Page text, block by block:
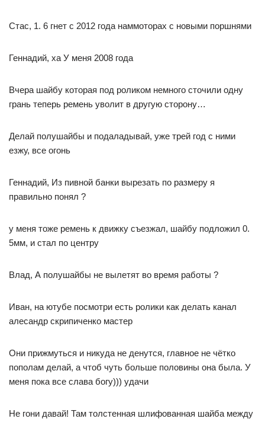
Стас, 1. 6 гнет с 2012 года наммоторах с новыми поршнями
Геннадий, ха У меня 2008 года
Вчера шайбу которая под роликом немного сточили одну
грань теперь ремень уволит в другую сторону…
Делай полушайбы и подаладывай, уже трей год с ними
езжу, все огонь
Геннадий, Из пивной банки вырезать по размеру я
правильно понял ?
у меня тоже ремень к движку съезжал, шайбу подложил 0.
5мм, и стал по центру
Влад, А полушайбы не вылетят во время работы ?
Иван, на ютубе посмотри есть ролики как делать канал
алесандр скрипиченко мастер
Они прижмуться и никуда не денутся, главное не чётко
пополам делай, а чтоб чуть больше половины она была. У
меня пока все слава богу))) удачи
Не гони давай! Там толстенная шлифованная шайба между